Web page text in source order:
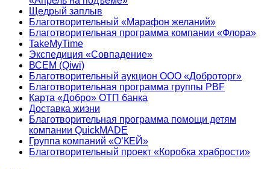
Щедрый заплыв
Благотворительный «Марафон желаний»
Благотворительная программа компании «Флора»
TakeMyTime
Экспедиция «Совпадение»
ВСЕМ (Qiwi)
Благотворительный аукцион ООО «Доброторг»
Благотворительная программа группы PBF
Карта «Добро» ОТП банка
Доставка жизни
Благотворительная программа помощи детям
компании QuickMADE
Группа компаний «О’КЕЙ»
Благотворительный проект «Коробка храбрости»